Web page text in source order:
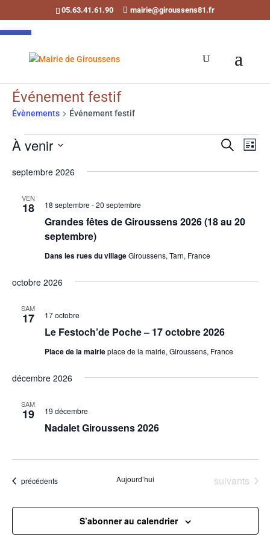
05.63.41.61.90 mairie@giroussens81.fr
Événement festif
Évènements Événement festif
Évènements
et
Recherche
de
vues
Liste
À venir
une
septembre 2026
VEN
18
Grandes fêtes de Giroussens 2026 (18 au 20
septembre)
18 septembre -20 septembre
Dans les rues du villageGiroussens, Tarn, France
octobre 2026
SAM
17
Le Festoch’de Poche – 17 octobre 2026
17 octobre
Place de la mairieplace de la mairie, Giroussens, France
décembre 2026
SAM
19
Nadalet Giroussens 2026
19 décembre
Évènements
précédents Aujourd’hui Évènements
suivants
S’abonner au calendrier
Ouvrir la barre d’outils